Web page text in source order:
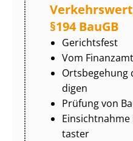
§194 BauGB
Gerichtsfest
Vom
Ortsbegehung
di­gen
Prüfung von
tas­ter